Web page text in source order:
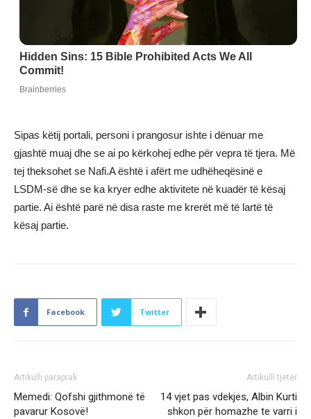
Sipas këtij portali, personi i prangosur ishte i dënuar me
gjashtë muaj dhe se ai po kërkohej edhe për vepra të tjera. Më
tej theksohet se Nafi.A është i afërt me udhëheqësinë e
LSDM-së dhe se ka kryer edhe aktivitete në kuadër të kësaj
partie. Ai është parë në disa raste me krerët më të lartë të
kësaj partie.
Facebook Twitter
Artikulli paraprak
Memedi: Qofshi gjithmonë të
pavarur Kosovë!
Artikulli tjetër
14 vjet pas vdekjes, Albin Kurti
shkon për homazhe te varri i